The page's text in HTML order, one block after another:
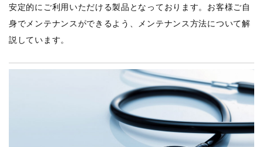
安定的にご利用いただける製品となっております。お客様ご自
身でメンテナンスができるよう、メンテナンス方法について解
説しています。